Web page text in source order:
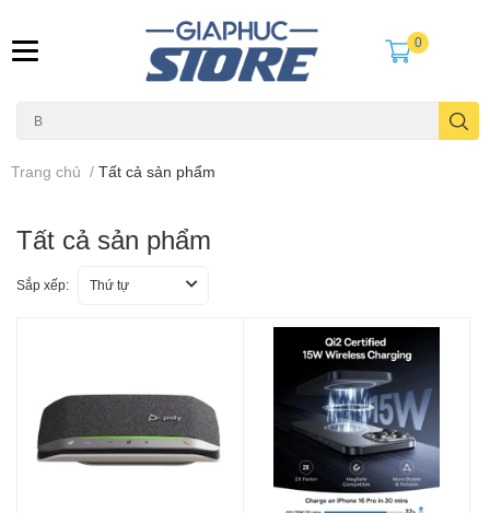
0
Trang chủ / Tất cả sản phẩm
Tất cả sản phẩm
Sắp xếp: Thứ tự